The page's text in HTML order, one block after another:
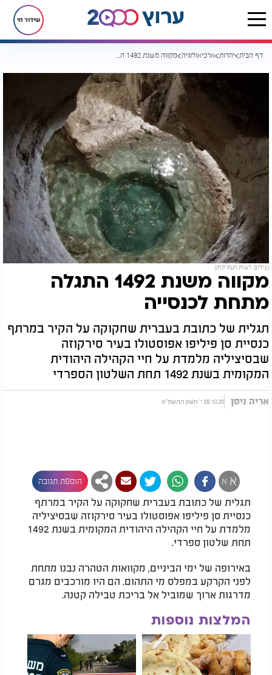
שידור חי
דף הבית יהדות ארכיאולוגיה מקווה משנת 1492 התגלה מתחת לכנסייה
(צילום: רשות העתיקות)
מקווה משנת 1492 התגלה
מתחת לכנסייה
תגלית של כתובת בעברית שחקוקה על הקיר במרתף
כנסיית סן פיליפו אפוסטולו בעיר סירקוזה
שבסיציליה מלמדת על חיי הקהילה היהודית
המקומית בשנת 1492 תחת השלטון הספרדי
אריה ניסן 28.10.20 י' חשון התשפ"א
א א הוספת תגובה
תגלית של כתובת בעברית שחקוקה על הקיר במרתף
כנסיית סן פיליפו אפוסטולו בעיר סירקוזה שבסיציליה
מלמדת על חיי הקהילה היהודית המקומית בשנת 1492
תחת שלטון ספרדי.
באירופה של ימי הביניים, מקוואות הטהרה נבנו מתחת
לפני הקרקע במפלס מי התהום. הם היו מורכבים מגרם
מדרגות ארוך שמוביל אל בריכת טבילה קטנה.
המלצות נוספות